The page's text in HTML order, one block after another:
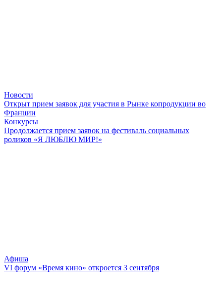
Новости
Открыт прием заявок для участия в Рынке копродукции во
Франции
Конкурсы
Продолжается прием заявок на фестиваль социальных
роликов «Я ЛЮБЛЮ МИР!»
Афиша
VI форум «Время кино» откроется 3 сентября